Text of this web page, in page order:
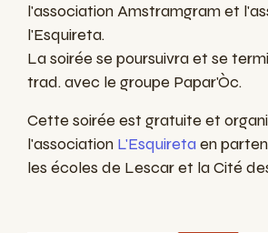
l'association Amstramgram et
l'Esquireta.
La soirée se poursuivra et se
trad. avec le groupe Papar'Òc.
Cette soirée est gratuite et
l'association L'Esquireta en
les écoles de Lescar et la Cité